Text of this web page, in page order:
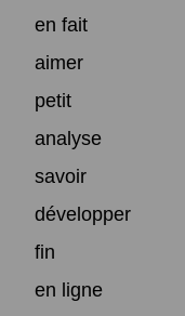
en fait
aimer
petit
analyse
savoir
développer
fin
en ligne